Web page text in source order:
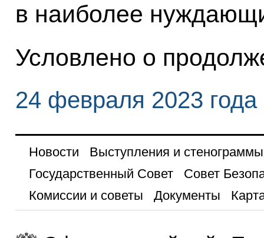
в наиболее
Условлено о
24 февраля 2023 года
Новости
Выступления и стенограммы
Государственный Совет
Совет
Комиссии и советы
Документы